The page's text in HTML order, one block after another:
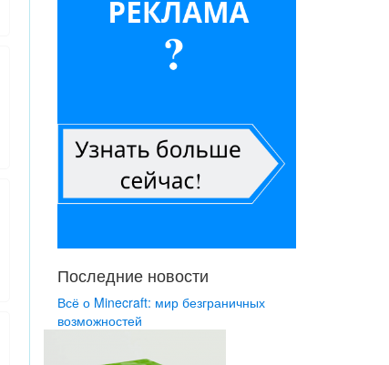
Последние новости
Всё о Minecraft: мир безграничных
возможностей